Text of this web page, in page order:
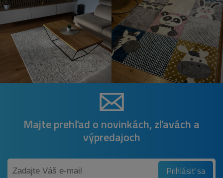
Majte prehľad o novinkách, zľavách a
výpredajoch
Prihlásiť sa